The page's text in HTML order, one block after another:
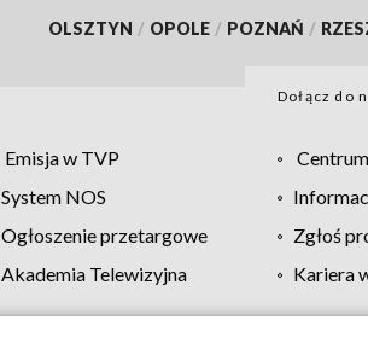
OLSZTYN / OPOLE / POZNAŃ /
Dołącz do
Emisja w TVP
System NOS
Ogłoszenie przetargowe Zgłoś
Akademia Telewizyjna Kariera